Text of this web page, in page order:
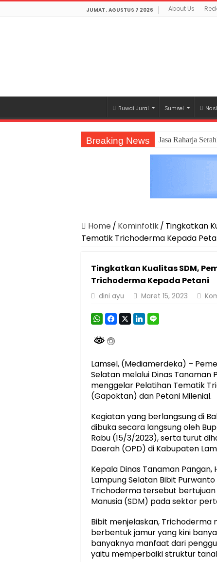
JUMAT , AGUSTUS 7 2026 About Us
Ruwai Jurai Sumsel
Breaking News Jasa Raharja
Home / Kominfotik/ Tingkatkan
Tematik Trichoderma Kepada
Tingkatkan Kualitas SDM,
Trichoderma Kepada Petani
dini ayu Maret 15, 2023
Lamsel, (Mediamerdeka) –
Selatan melalui Dinas Tanaman
menggelar Pelatihan Tematik
(Gapoktan) dan Petani Milenial.
Kegiatan yang berlangsung di
dibuka secara langsung oleh
Rabu (15/3/2023), serta turut
Daerah (OPD) di Kabupaten
Kepala Dinas Tanaman
Lampung Selatan Bibit
Trichoderma tersebut
Manusia (SDM) pada sektor
Bibit menjelaskan, Trichoderma
berbentuk jamur yang kini
banyaknya manfaat dari
yaitu memperbaiki struktur